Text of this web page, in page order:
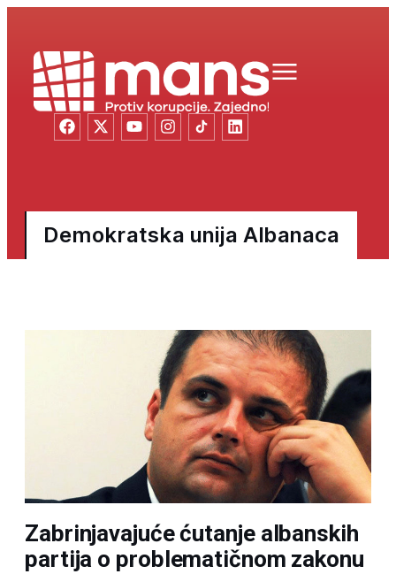
Demokratska unija Albanaca
Zabrinjavajuće ćutanje albanskih
partija o problematičnom zakonu